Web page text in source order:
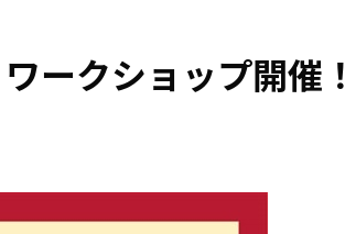
ークショップ開催！